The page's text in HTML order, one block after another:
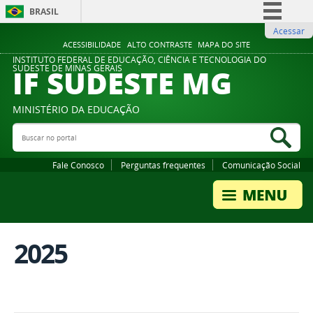
ACESSIBILIDADE ALTO CONTRASTE MAPA DO SITE
BRASIL
Comunica BR
Participe
Legislação
Acessar
INSTITUTO FEDERAL DE EDUCAÇÃO, CIÊNCIA E TECNOLOGIA DO
SUDESTE DE MINAS GERAIS
IF SUDESTE MG
MINISTÉRIO DA EDUCAÇÃO
Buscar no portal
Fale Conosco Perguntas frequentes Comunicação Social
2025